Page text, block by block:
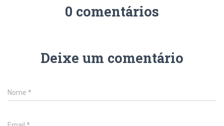
0 comentários
Deixe um comentário
Nome *